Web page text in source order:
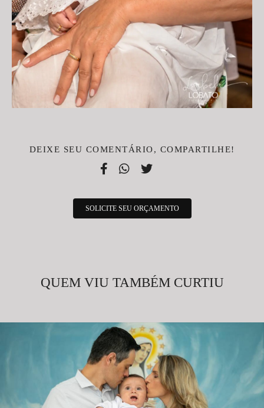
DEIXE SEU COMENTÁRIO, COMPARTILHE!
SOLICITE SEU ORÇAMENTO
QUEM VIU TAMBÉM CURTIU